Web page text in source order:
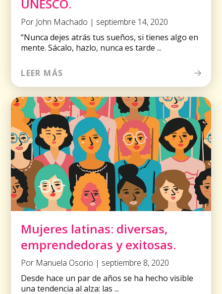
UNESCO.
Por John Machado | septiembre 14, 2020
“Nunca dejes atrás tus sueños, si tienes algo en
mente. Sácalo, hazlo, nunca es tarde ...
LEER MÁS
Mujeres latinas: diversas,
emprendedoras y exitosas.
Por Manuela Osorio | septiembre 8, 2020
Desde hace un par de años se ha hecho visible
una tendencia al alza: las ...